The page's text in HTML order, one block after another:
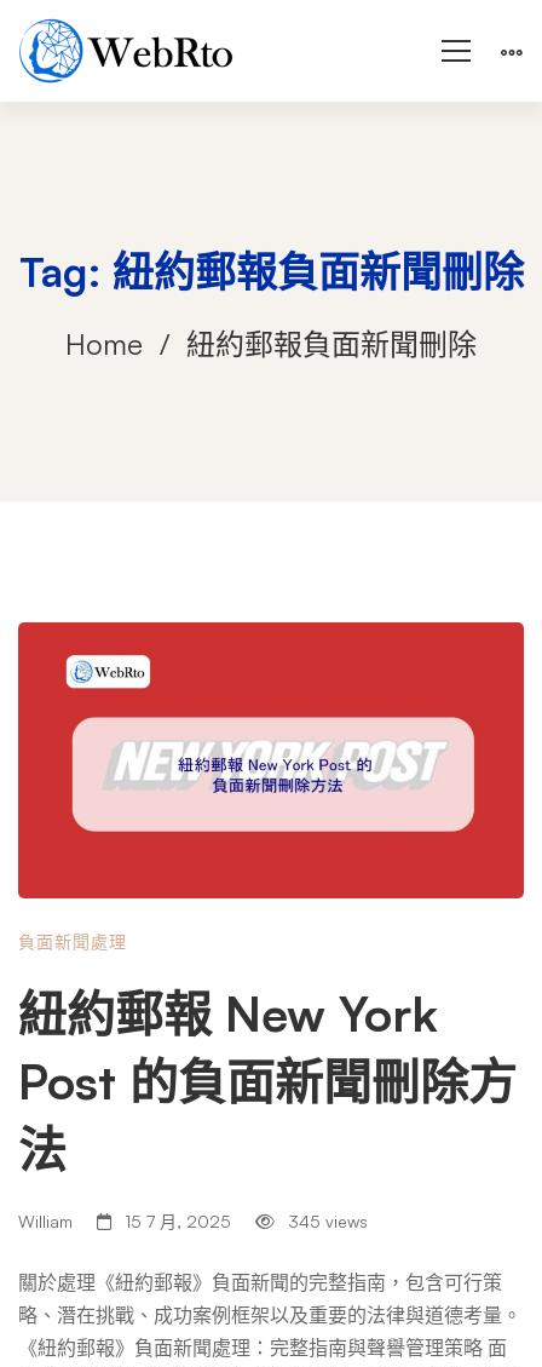
Tag: 紐約郵報負面新聞刪除
Home 紐約郵報負面新聞刪除
負面新聞處理
紐約郵報 New York
Post 的負面新聞刪除方
法
William 15 7 月, 2025 345 views
關於處理《紐約郵報》負面新聞的完整指南，包含可行策
略、潛在挑戰、成功案例框架以及重要的法律與道德考量。
《紐約郵報》負面新聞處理：完整指南與聲譽管理策略 面